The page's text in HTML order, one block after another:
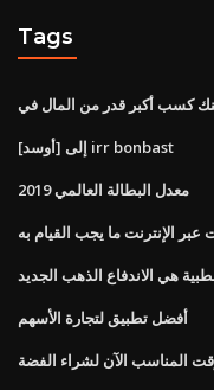
Tags
كسب أكبر قدر من المال في
[أوسد] إلى irr bonbast
معدل البطالة العالمي 2019
الإنترنت ما يجب القيام به
هي الاندفاع الذهب الجديد
أفضل تطبيق لتجارة الأسهم
المناسب الآن لشراء الفضة